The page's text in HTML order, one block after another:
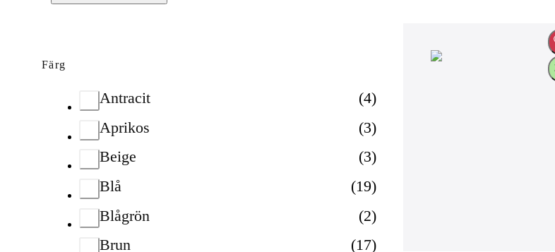
Färg
Antracit (4)
Aprikos
(3)
Beige
(3)
Blå
(19)
Blågrön
(2)
Brun
(17)